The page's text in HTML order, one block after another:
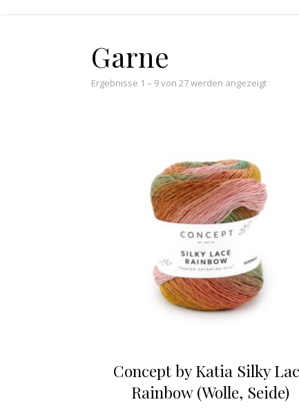
Garne
Ergebnisse 1 – 9 von 27 werden angezeigtNach
Concept by Katia Silky
Rainbow (Wolle, Seide)